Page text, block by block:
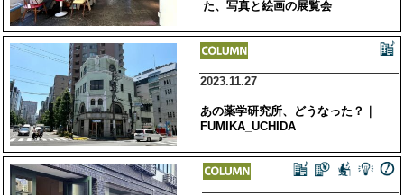
た、写真と絵画の展覧会
2023.11.27
あの薬学研究所、どうなった？｜
FUMIKA_UCHIDA